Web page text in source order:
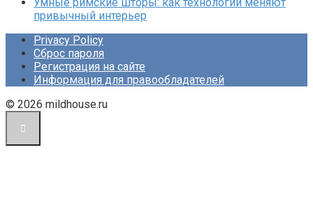
привычный интерьер
Privacy Policy
Сброс пароля
Регистрация на сайте
Информация для правообладателей
© 2026 mildhouse.ru